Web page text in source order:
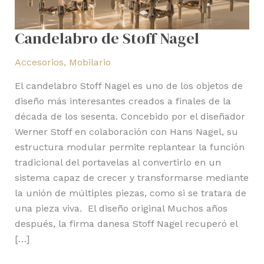
Candelabro de Stoff Nagel
Accesorios, Mobilario
El candelabro Stoff Nagel es uno de los objetos de
diseño más interesantes creados a finales de la
década de los sesenta. Concebido por el diseñador
Werner Stoff en colaboración con Hans Nagel, su
estructura modular permite replantear la función
tradicional del portavelas al convertirlo en un
sistema capaz de crecer y transformarse mediante
la unión de múltiples piezas, como si se tratara de
una pieza viva. El diseño original Muchos años
después, la firma danesa Stoff Nagel recuperó el
[…]